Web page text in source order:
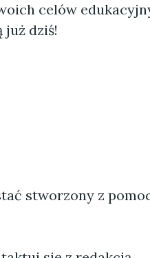
celów
już dziś!
stworzony z